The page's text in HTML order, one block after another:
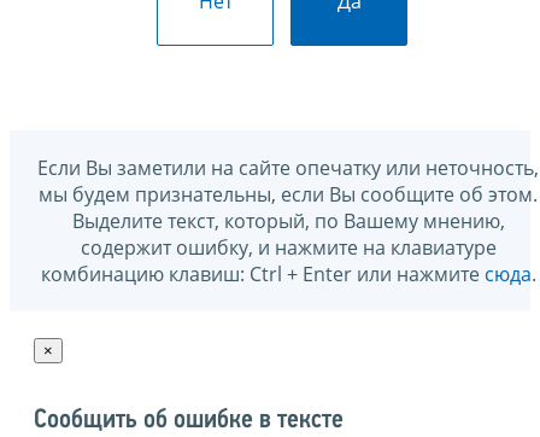
Если Вы заметили на сайте опечатку или неточность,
мы будем признательны, если Вы сообщите об этом.
Выделите текст, который, по Вашему мнению,
содержит ошибку, и нажмите на клавиатуре
комбинацию клавиш: Ctrl + Enter или нажмите сюда.
×
Сообщить об ошибке в тексте